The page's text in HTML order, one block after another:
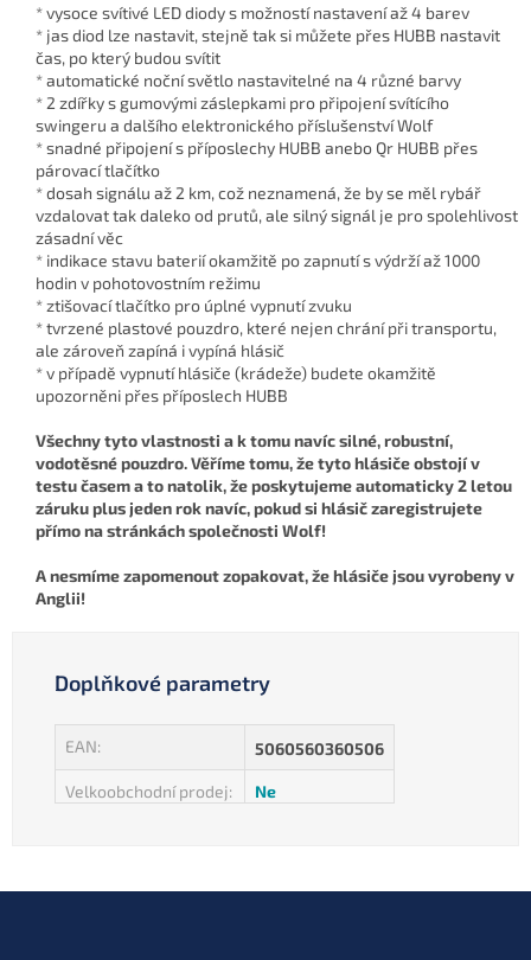
* vysoce svítivé LED diody s možností nastavení až 4 barev
* jas diod lze nastavit, stejně tak si můžete přes HUBB nastavit
čas, po který budou svítit
* automatické noční světlo nastavitelné na 4 různé barvy
* 2 zdířky s gumovými záslepkami pro připojení svítícího
swingeru a dalšího elektronického příslušenství Wolf
* snadné připojení s příposlechy HUBB anebo Qr HUBB přes
párovací tlačítko
* dosah signálu až 2 km, což neznamená, že by se měl rybář
vzdalovat tak daleko od prutů, ale silný signál je pro spolehlivost
zásadní věc
* indikace stavu baterií okamžitě po zapnutí s výdrží až 1000
hodin v pohotovostním režimu
* ztišovací tlačítko pro úplné vypnutí zvuku
* tvrzené plastové pouzdro, které nejen chrání při transportu,
ale zároveň zapíná i vypíná hlásič
* v případě vypnutí hlásiče (krádeže) budete okamžitě
upozorněni přes příposlech HUBB
Všechny tyto vlastnosti a k tomu navíc silné, robustní,
vodotěsné pouzdro. Věříme tomu, že tyto hlásiče obstojí v
testu časem a to natolik, že poskytujeme automaticky 2 letou
záruku plus jeden rok navíc, pokud si hlásič zaregistrujete
přímo na stránkách společnosti Wolf!
A nesmíme zapomenout zopakovat, že hlásiče jsou vyrobeny v
Anglii!
Doplňkové parametry
EAN: 5060560360506
Velkoobchodní prodej: Ne